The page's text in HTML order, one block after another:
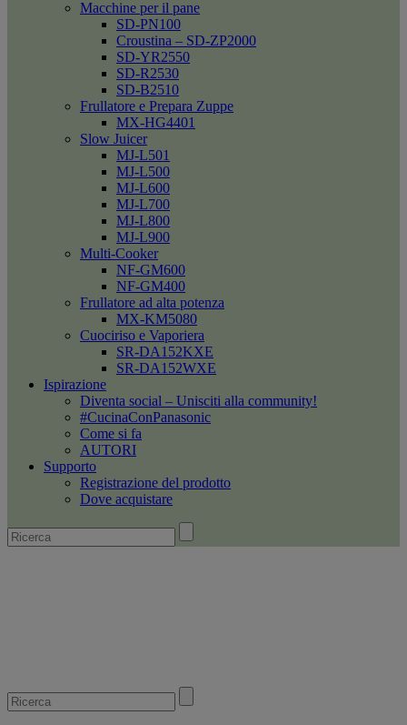
Macchine per il pane
SD-PN100
Croustina – SD-ZP2000
SD-YR2550
SD-R2530
SD-B2510
Frullatore e Prepara Zuppe
MX-HG4401
Slow Juicer
MJ-L501
MJ-L500
MJ-L600
MJ-L700
MJ-L800
MJ-L900
Multi-Cooker
NF-GM600
NF-GM400
Frullatore ad alta potenza
MX-KM5080
Cuociriso e Vaporiera
SR-DA152KXE
SR-DA152WXE
Ispirazione
Diventa social – Unisciti alla community!
#CucinaConPanasonic
Come si fa
AUTORI
Supporto
Registrazione del prodotto
Dove acquistare